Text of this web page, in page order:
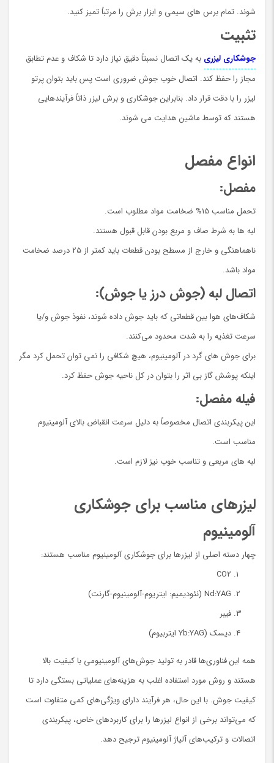
شوند. تمام برس های سیمی و ابزار برش را مرتباً تمیز کنید.
تثبیت
جوشکاری لیزری به یک اتصال نسبتاً دقیق نیاز دارد تا شکاف و عدم تطابق
مجاز را حفظ کند. اتصال خوب جوش ضروری است پس بايد بتوان پرتو
لیزر را با دقت قرار داد. بنابراین جوشکاری و برش لیزر ذاتاً فرآیندهایی
هستند که توسط ماشین هدایت می شوند.
انواع مفصل
مفصل:
تحمل مناسب 15% ضخامت مواد مطلوب است.
لبه ها به شرط صاف و مربع بودن قابل قبول هستند.
ناهماهنگی و خارج از مسطح بودن قطعات باید کمتر از 25 درصد ضخامت
مواد باشد.
اتصال لبه (جوش درز یا جوش):
شکاف‌های هوا بین قطعاتی که باید جوش داده شوند، نفوذ جوش و/یا
سرعت تغذیه را به شدت محدود می‌کنند.
برای جوش های گرد در آلومینیوم، هیچ شکافی را نمی توان تحمل کرد مگر
اینکه پوشش گاز بی اثر را بتوان در کل ناحیه جوش حفظ کرد.
فیله مفصل:
این پیکربندی اتصال مخصوصاً به دلیل سرعت انقباض بالای آلومینیوم
مناسب است.
لبه های مربعی و تناسب خوب نیز لازم است.
لیزرهای مناسب برای جوشکاری
آلومینیوم
چهار دسته اصلی از لیزرها برای جوشکاری آلومینیوم مناسب هستند:
CO2
Nd:YAG (نئودیمیم: ایتریوم-آلومینیوم-گارنت)
فیبر
دیسک (Yb:YAG ایتربیوم)
همه این فناوری‌ها قادر به تولید جوش‌های آلومینیومی با کیفیت بالا
هستند و روش مورد استفاده اغلب به هزینه‌های عملیاتی بستگی دارد تا
کیفیت جوش. با این حال، هر فرآیند دارای ویژگی‌های کمی متفاوت است
که می‌تواند برخی از انواع لیزرها را برای کاربردهای خاص، پیکربندی
اتصالات و ترکیب‌های آلیاژ آلومینیوم ترجیح دهد.